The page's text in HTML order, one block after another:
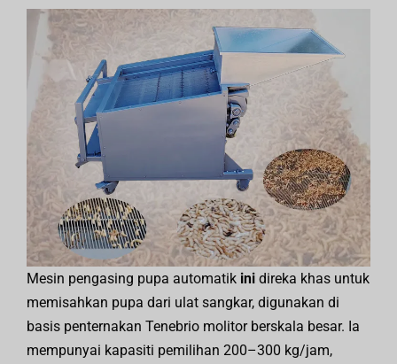
Mesin pengasing pupa automatik ini direka khas untuk
memisahkan pupa dari ulat sangkar, digunakan di
basis penternakan Tenebrio molitor berskala besar. Ia
mempunyai kapasiti pemilihan 200–300 kg/jam,